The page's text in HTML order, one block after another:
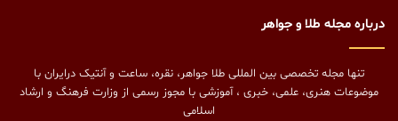
درباره مجله طلا و جواهر
تنها مجله تخصصی بین المللی طلا جواهر، نقره، ساعت و آنتیک درایران با
موضوعات هنری، علمی، خبری ، آموزشی با مجوز رسمی از وزارت فرهنگ و ارشاد
اسلامی